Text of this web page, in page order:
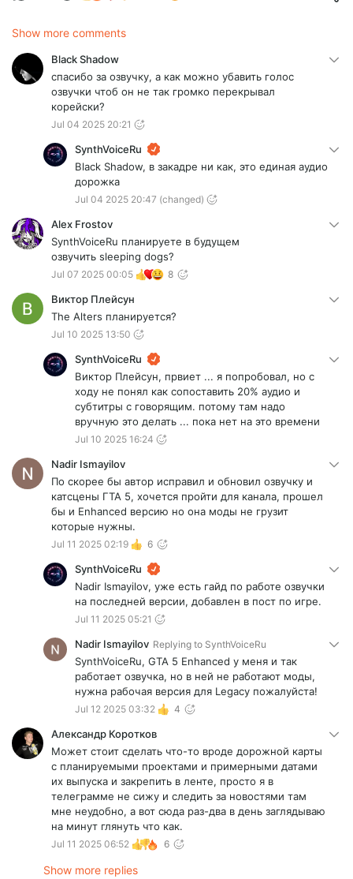
Show more comments
Black Shadow
спасибо за озвучку, а как можно убавить голос
озвучки чтоб он не так громко перекрывал
корейски?
Jul 04 2025 20:21
SynthVoiceRu
Black Shadow, в закадре ни как, это единая аудио
дорожка
Jul 04 2025 20:47 (changed)
Alex Frostov
SynthVoiceRu планируете в будущем
озвучить sleeping dogs?
Jul 07 2025 00:05 8
Виктор Плейсун
The Alters планируется?
Jul 10 2025 13:50
SynthVoiceRu
Виктор Плейсун, првиет ... я попробовал, но с
ходу не понял как сопоставить 20% аудио и
субтитры с говорящим. потому там надо
вручную это делать ... пока нет на это времени
Jul 10 2025 16:24
Nadir Ismayilov
По скорее бы автор исправил и обновил озвучку и
катсцены ГТА 5, хочется пройти для канала, прошел
бы и Enhanced версию но она моды не грузит
которые нужны.
Jul 11 2025 02:19 6
SynthVoiceRu
Nadir Ismayilov, уже есть гайд по работе озвучки
на последней версии, добавлен в пост по игре.
Jul 11 2025 05:21
Nadir Ismayilov Replying to SynthVoiceRu
SynthVoiceRu, GTA 5 Enhanced у меня и так
работает озвучка, но в ней не работают моды,
нужна рабочая версия для Legacy пожалуйста!
Jul 12 2025 03:32 4
Александр Коротков
Может стоит сделать что-то вроде дорожной карты
с планируемыми проектами и примерными датами
их выпуска и закрепить в ленте, просто я в
телеграмме не сижу и следить за новостями там
мне неудобно, а вот сюда раз-два в день заглядываю
на минут глянуть что как.
Jul 11 2025 06:52 6
Show more replies